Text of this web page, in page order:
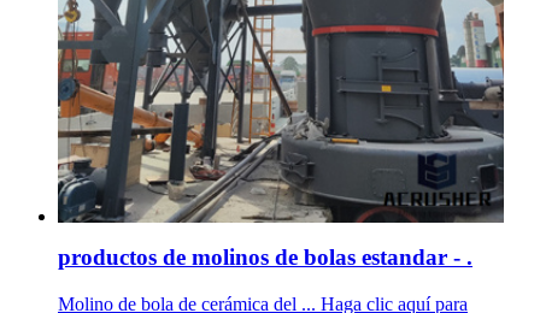
productos de molinos de bolas estandar - .
Molino de bola de cerámica del ... Haga clic aquí para